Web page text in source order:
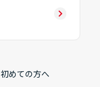
初めての方へ